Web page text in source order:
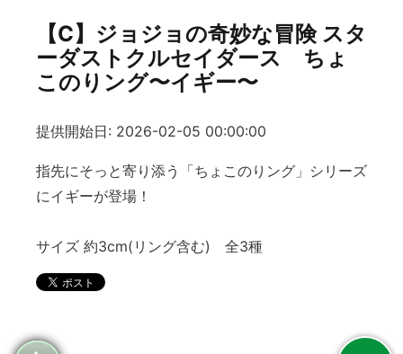
【C】ジョジョの奇妙な冒険 スタ
ーダストクルセイダース ちょ
このりング〜イギー〜
提供開始日: 2026-02-05 00:00:00
指先にそっと寄り添う「ちょこのりング」シリーズ
にイギーが登場！
サイズ 約3cm(リング含む) 全3種